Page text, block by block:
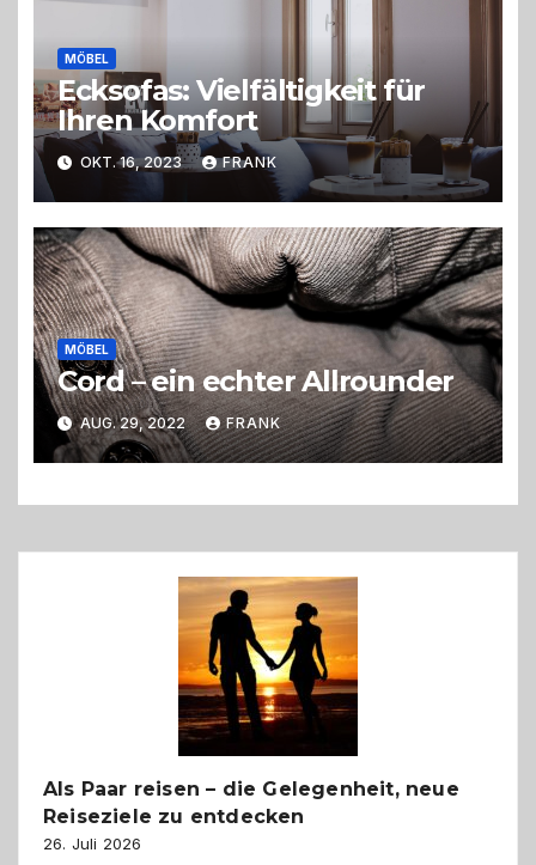
MÖBEL
Ecksofas: Vielfältigkeit für
Ihren Komfort
OKT. 16, 2023 FRANK
MÖBEL
Cord – ein echter Allrounder
AUG. 29, 2022 FRANK
Als Paar reisen – die Gelegenheit, neue
Reiseziele zu entdecken
26. Juli 2026